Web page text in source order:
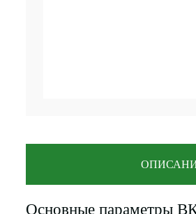
Основные параметры